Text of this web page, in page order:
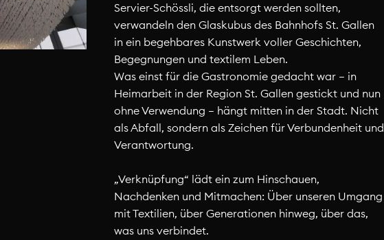
Servier-Schössli, die entsorgt werden sollten,
verwandeln den Glaskubus des Bahnhofs St. Gallen
in ein begehbares Kunstwerk voller Geschichten,
Begegnungen und textilem Leben.
Was einst für die Gastronomie gedacht war – in
Heimarbeit in der Region St. Gallen gestickt und nun
ohne Verwendung – hängt mitten in der Stadt. Nicht
als Abfall, sondern als Zeichen für Verbundenheit und
Verantwortung.
„Verknüpfung“ lädt ein zum Hinschauen,
Nachdenken und Mitmachen: Über unseren Umgang
mit Textilien, über Generationen hinweg, über das,
was uns verbindet.